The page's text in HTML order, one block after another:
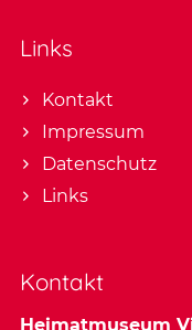
Links
Kontakt
Impressum
Datenschutz
Links
Kontakt
Heimatmuseum